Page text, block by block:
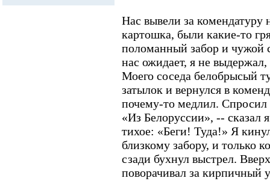
Нас вывели за комендатуру
картошка, были какие-то
поломанный забор и чужой
нас ожидает, я не
Моего соседа белобрысый
затылок и вернулся в
почему-то медлил. Спросил
«Из Белоруссии», -- сказал
тихое: «Беги! Туда!» Я
близкому забору, и только
сзади бухнул выстрел.
поворачивал за кирпичный